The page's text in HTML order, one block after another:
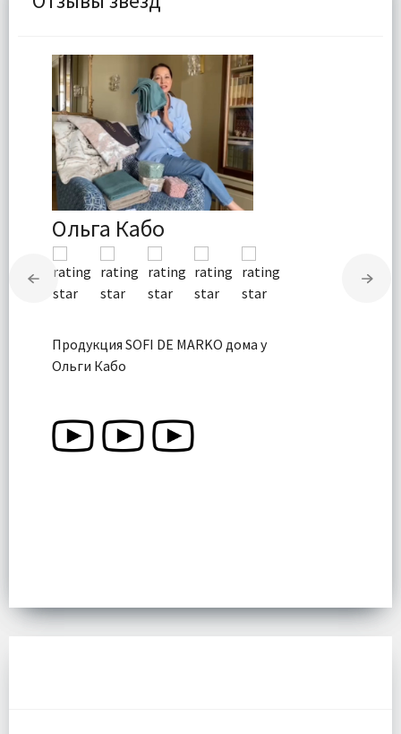
Ольга Кабо
Продукция SOFI DE MARKO дома у
Ольги Кабо